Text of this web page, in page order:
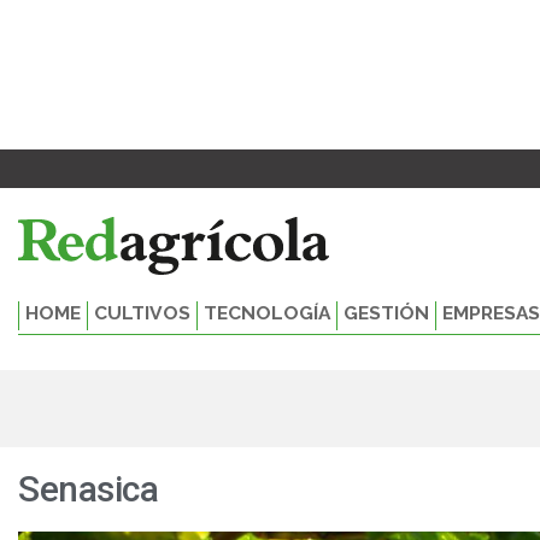
HOME CULTIVOS TECNOLOGÍA GESTIÓN EMPRESAS
Senasica